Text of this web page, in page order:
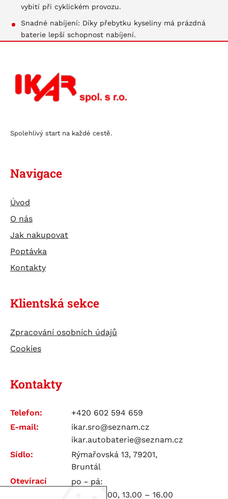
vybití při cyklickém provozu.
Snadné nabíjení: Díky přebytku kyseliny má prázdná
baterie lepší schopnost nabíjení.
Spolehlivý start na každé cestě.
Navigace
Úvod
O nás
Jak nakupovat
Poptávka
Kontakty
Klientská sekce
Zpracování osobních údajů
Cookies
Kontakty
Telefon:
+420 602 594 659
E-mail:
ikar.sro@seznam.cz
ikar.autobaterie@seznam.cz
Sídlo:
Rýmařovská 13, 79201,
Bruntál
Otevírací
po - pá:
7.00 – 12.00, 13.00 – 16.00